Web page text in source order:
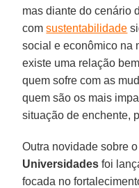
mas diante do cenário
comsustentabilidade
social e econômico na
existe uma relação
quem sofre com as
quem são os mais
situação de enchente,
Outra novidade sobre
Universidades foi
focada no